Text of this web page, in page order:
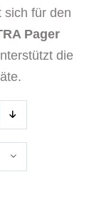
sich für den
Pager
die